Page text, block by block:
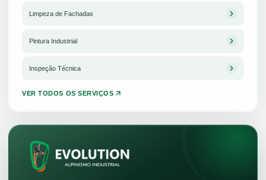
Limpeza de Fachadas
Pintura Industrial
Inspeção Técnica
VER TODOS OS SERVIÇOS